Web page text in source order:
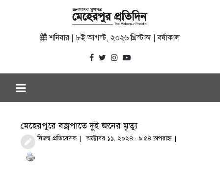
শনিবার | ৮ই আগস্ট, ২০২৬ খ্রিস্টাব্দ | বর্ষাকাল
মেহেরপুরে বজ্রপাতে দুই জনের মৃত্যু
নিজস্ব প্রতিবেদক অক্টোবর ১১, ২০২৪ · ৯:৫৪ অপরাহ্ণ